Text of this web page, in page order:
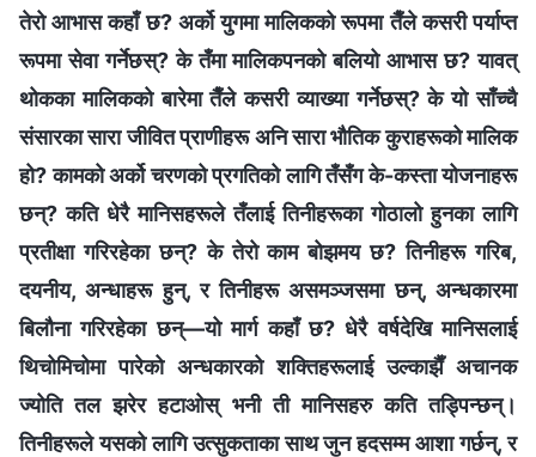
तेरो आभास कहाँ छ? अर्को युगमा मालिकको रूपमा तैँले कसरी पर्याप्त
रूपमा सेवा गर्नेछस्? के तँमा मालिकपनको बलियो आभास छ? यावत्
थोकका मालिकको बारेमा तैँले कसरी व्याख्या गर्नेछस्? के यो साँच्‍चै
संसारका सारा जीवित प्राणीहरू अनि सारा भौतिक कुराहरूको मालिक
हो? कामको अर्को चरणको प्रगतिको लागि तँसँग के-कस्ता योजनाहरू
छन्? कति धेरै मानिसहरूले तँलाई तिनीहरूका गोठालो हुनका लागि
प्रतीक्षा गरिरहेका छन्? के तेरो काम बोझमय छ? तिनीहरू गरिब,
दयनीय, अन्धाहरू हुन्, र तिनीहरू असमञ्जसमा छन्, अन्धकारमा
बिलौना गरिरहेका छन्—यो मार्ग कहाँ छ? धेरै वर्षदेखि मानिसलाई
थिचोमिचोमा पारेको अन्धकारको शक्तिहरूलाई उल्काझैँ अचानक
ज्योति तल झरेर हटाओस् भनी ती मानिसहरु कति तड्पिन्छन्।
तिनीहरूले यसको लागि उत्सुकताका साथ जुन हदसम्‍म आशा गर्छन्, र